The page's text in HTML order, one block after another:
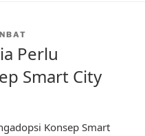
Perlu
Smart City
Konsep Smart